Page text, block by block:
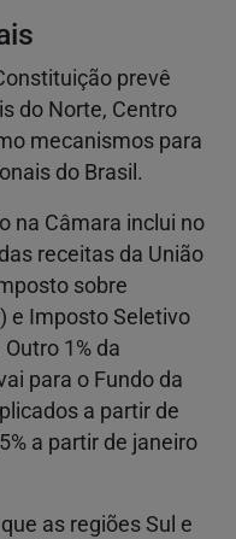
prevê
do Norte, Centro
mecanismos para
do Brasil.
na Câmara inclui no
receitas da União
sobre
e Imposto Seletivo
1% da
para o Fundo da
a partir de
a partir de janeiro
as regiões Sul e